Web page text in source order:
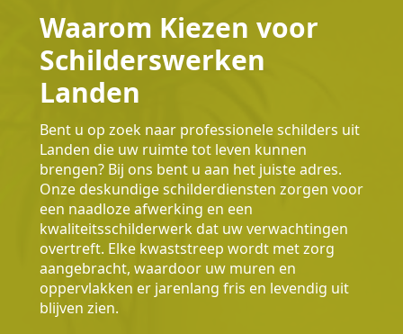
Waarom Kiezen voor
Schilderswerken
Landen
Bent u op zoek naar professionele schilders uit
Landen die uw ruimte tot leven kunnen
brengen? Bij ons bent u aan het juiste adres.
Onze deskundige schilderdiensten zorgen voor
een naadloze afwerking en een
kwaliteitsschilderwerk dat uw verwachtingen
overtreft. Elke kwaststreep wordt met zorg
aangebracht, waardoor uw muren en
oppervlakken er jarenlang fris en levendig uit
blijven zien.